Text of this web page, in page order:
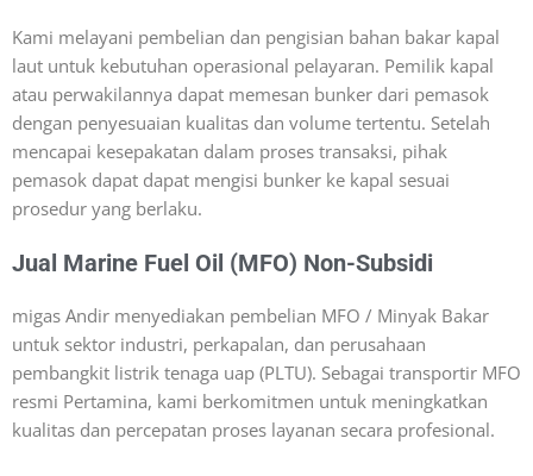
Kami melayani pembelian dan pengisian bahan bakar kapal
laut untuk kebutuhan operasional pelayaran. Pemilik kapal
atau perwakilannya dapat memesan bunker dari pemasok
dengan penyesuaian kualitas dan volume tertentu. Setelah
mencapai kesepakatan dalam proses transaksi, pihak
pemasok dapat dapat mengisi bunker ke kapal sesuai
prosedur yang berlaku.
Jual Marine Fuel Oil (MFO) Non-Subsidi
migas Andir menyediakan pembelian MFO / Minyak Bakar
untuk sektor industri, perkapalan, dan perusahaan
pembangkit listrik tenaga uap (PLTU). Sebagai transportir MFO
resmi Pertamina, kami berkomitmen untuk meningkatkan
kualitas dan percepatan proses layanan secara profesional.